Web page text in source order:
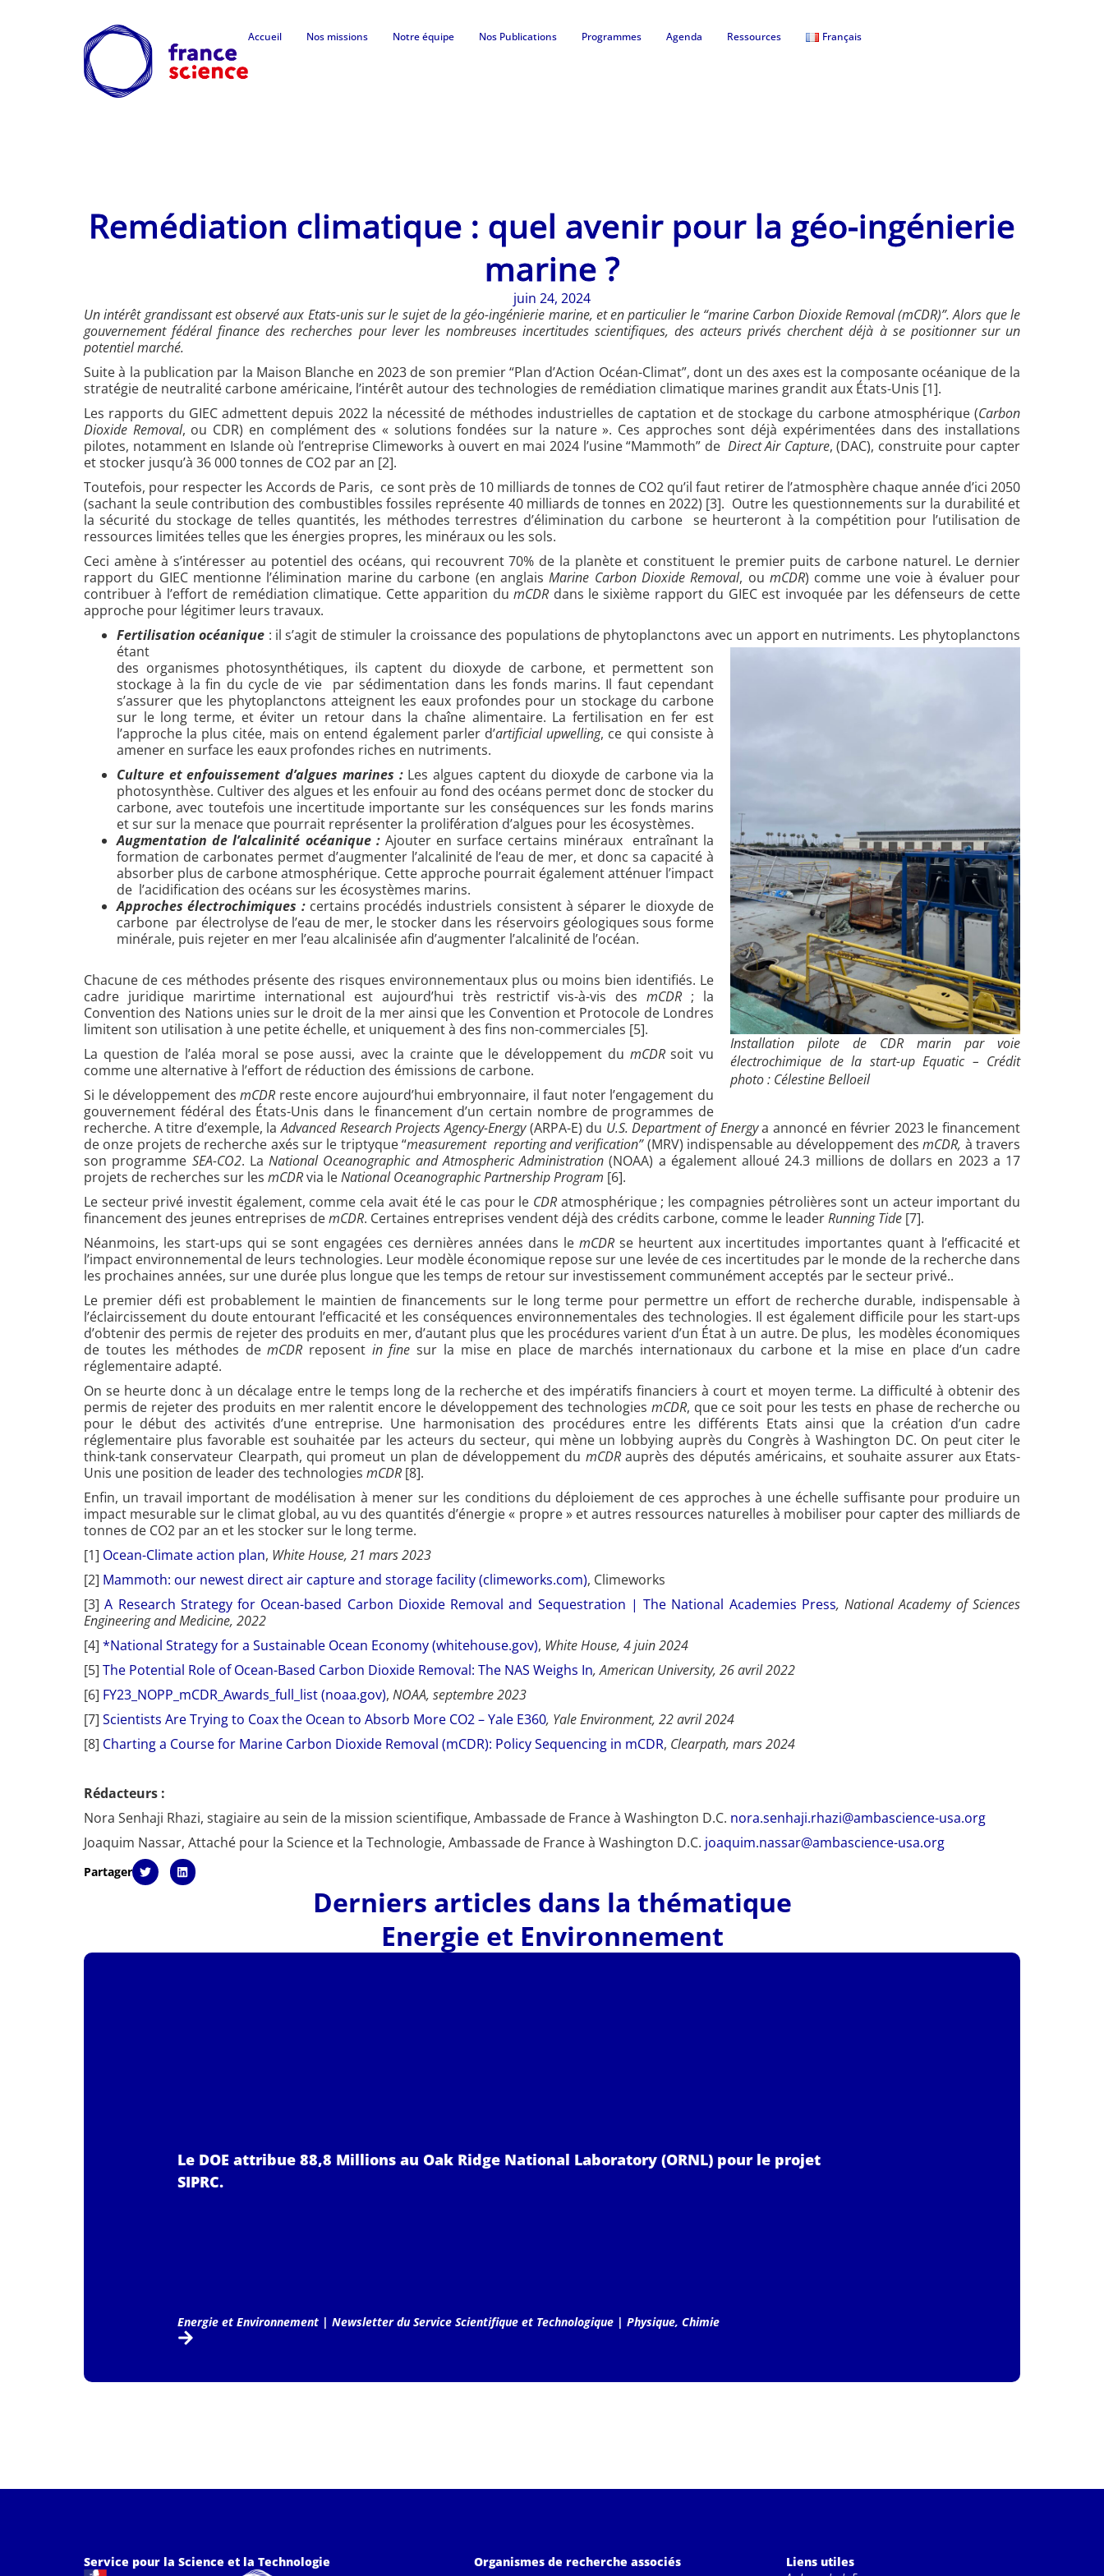
Accueil Nos missions Notre équipe Nos Publications Programmes Agenda Ressources Français
Remédiation climatique : quel avenir pour la géo-ingénierie
marine ?
juin 24, 2024
Un intérêt grandissant est observé aux Etats-unis sur le sujet de la géo-ingénierie marine, et en particulier le “marine Carbon Dioxide Removal (mCDR)”. Alors que le
gouvernement fédéral finance des recherches pour lever les nombreuses incertitudes scientifiques, des acteurs privés cherchent déjà à se positionner sur un
potentiel marché.
Suite à la publication par la Maison Blanche en 2023 de son premier “Plan d’Action Océan-Climat”, dont un des axes est la composante océanique de la
stratégie de neutralité carbone américaine, l’intérêt autour des technologies de remédiation climatique marines grandit aux États-Unis [1].
Les rapports du GIEC admettent depuis 2022 la nécessité de méthodes industrielles de captation et de stockage du carbone atmosphérique (Carbon
Dioxide Removal, ou CDR) en complément des « solutions fondées sur la nature ». Ces approches sont déjà expérimentées dans des installations
pilotes, notamment en Islande où l’entreprise Climeworks à ouvert en mai 2024 l’usine “Mammoth” de Direct Air Capture, (DAC), construite pour capter
et stocker jusqu’à 36 000 tonnes de CO2 par an [2].
Toutefois, pour respecter les Accords de Paris, ce sont près de 10 milliards de tonnes de CO2 qu’il faut retirer de l’atmosphère chaque année d’ici 2050
(sachant la seule contribution des combustibles fossiles représente 40 milliards de tonnes en 2022) [3]. Outre les questionnements sur la durabilité et
la sécurité du stockage de telles quantités, les méthodes terrestres d’élimination du carbone se heurteront à la compétition pour l’utilisation de
ressources limitées telles que les énergies propres, les minéraux ou les sols.
Ceci amène à s’intéresser au potentiel des océans, qui recouvrent 70% de la planète et constituent le premier puits de carbone naturel. Le dernier
rapport du GIEC mentionne l’élimination marine du carbone (en anglaisMarine Carbon Dioxide Removal, oumCDR) comme une voie à évaluer pour
contribuer à l’effort de remédiation climatique. Cette apparition dumCDR dans le sixième rapport du GIEC est invoquée par les défenseurs de cette
approche pour légitimer leurs travaux.
Fertilisation océanique : il s’agit de stimuler la croissance des populations de phytoplanctons avec un apport en nutriments. Les phytoplanctons
étant
Installation pilote de CDR marin par voie
électrochimique de la start-up Equatic – Crédit
photo : Célestine Belloeil
des organismes photosynthétiques, ils captent du dioxyde de carbone, et permettent son
stockage à la fin du cycle de vie par sédimentation dans les fonds marins. Il faut cependant
s’assurer que les phytoplanctons atteignent les eaux profondes pour un stockage du carbone
sur le long terme, et éviter un retour dans la chaîne alimentaire. La fertilisation en fer est
l’approche la plus citée, mais on entend également parler d’artificial upwelling, ce qui consiste à
amener en surface les eaux profondes riches en nutriments.
Culture et enfouissement d’algues marines : Les algues captent du dioxyde de carbone via la
photosynthèse. Cultiver des algues et les enfouir au fond des océans permet donc de stocker du
carbone, avec toutefois une incertitude importante sur les conséquences sur les fonds marins
et sur sur la menace que pourrait représenter la prolifération d’algues pour les écosystèmes.
Augmentation de l’alcalinité océanique : Ajouter en surface certains minéraux entraînant la
formation de carbonates permet d’augmenter l’alcalinité de l’eau de mer, et donc sa capacité à
absorber plus de carbone atmosphérique. Cette approche pourrait également atténuer l’impact
de l’acidification des océans sur les écosystèmes marins.
Approches électrochimiques :certains procédés industriels consistent à séparer le dioxyde de
carbone par électrolyse de l’eau de mer, le stocker dans les réservoirs géologiques sous forme
minérale, puis rejeter en mer l’eau alcalinisée afin d’augmenter l’alcalinité de l’océan.
Chacune de ces méthodes présente des risques environnementaux plus ou moins bien identifiés. Le
cadre juridique marirtime international est aujourd’hui très restrictif vis-à-vis des mCDR ; la
Convention des Nations unies sur le droit de la mer ainsi que les Convention et Protocole de Londres
limitent son utilisation à une petite échelle, et uniquement à des fins non-commerciales [5].
La question de l’aléa moral se pose aussi, avec la crainte que le développement du mCDRsoit vu
comme une alternative à l’effort de réduction des émissions de carbone.
Si le développement desmCDR reste encore aujourd’hui embryonnaire, il faut noter l’engagement du
gouvernement fédéral des États-Unis dans le financement d’un certain nombre de programmes de
recherche. A titre d’exemple, laAdvanced Research Projects Agency-Energy(ARPA-E) du U.S. Department of Energya annoncé en février 2023 le financement
de onze projets de recherche axés sur le triptyque “measurement reporting and verification”(MRV) indispensable au développement desmCDR, à travers
son programme SEA-CO2. La National Oceanographic and Atmospheric Administration (NOAA) a également alloué 24.3 millions de dollars en 2023 a 17
projets de recherches sur les mCDRvia leNational Oceanographic Partnership Program [6].
Le secteur privé investit également, comme cela avait été le cas pour le CDR atmosphérique ; les compagnies pétrolières sont un acteur important du
financement des jeunes entreprises demCDR. Certaines entreprises vendent déjà des crédits carbone, comme le leaderRunning Tide [7].
Néanmoins, les start-ups qui se sont engagées ces dernières années dans le mCDR se heurtent aux incertitudes importantes quant à l’efficacité et
l’impact environnemental de leurs technologies. Leur modèle économique repose sur une levée de ces incertitudes par le monde de la recherche dans
les prochaines années, sur une durée plus longue que les temps de retour sur investissement communément acceptés par le secteur privé..
Le premier défi est probablement le maintien de financements sur le long terme pour permettre un effort de recherche durable, indispensable à
l’éclaircissement du doute entourant l’efficacité et les conséquences environnementales des technologies. Il est également difficile pour les start-ups
d’obtenir des permis de rejeter des produits en mer, d’autant plus que les procédures varient d’un État à un autre. De plus, les modèles économiques
de toutes les méthodes demCDR reposent in fine sur la mise en place de marchés internationaux du carbone et la mise en place d’un cadre
réglementaire adapté.
On se heurte donc à un décalage entre le temps long de la recherche et des impératifs financiers à court et moyen terme. La difficulté à obtenir des
permis de rejeter des produits en mer ralentit encore le développement des technologies mCDR, que ce soit pour les tests en phase de recherche ou
pour le début des activités d’une entreprise. Une harmonisation des procédures entre les différents Etats ainsi que la création d’un cadre
réglementaire plus favorable est souhaitée par les acteurs du secteur, qui mène un lobbying auprès du Congrès à Washington DC. On peut citer le
think-tank conservateur Clearpath, qui promeut un plan de développement du mCDRauprès des députés américains, et souhaite assurer aux Etats-
Unis une position de leader des technologies mCDR [8].
Enfin, un travail important de modélisation à mener sur les conditions du déploiement de ces approches à une échelle suffisante pour produire un
impact mesurable sur le climat global, au vu des quantités d’énergie « propre » et autres ressources naturelles à mobiliser pour capter des milliards de
tonnes de CO2 par an et les stocker sur le long terme.
[1] Ocean-Climate action plan, White House, 21 mars 2023
[2] Mammoth: our newest direct air capture and storage facility (climeworks.com), Climeworks
[3]A Research Strategy for Ocean-based Carbon Dioxide Removal and Sequestration | The National Academies Press, National Academy of Sciences
Engineering and Medicine, 2022
[4] *National Strategy for a Sustainable Ocean Economy (whitehouse.gov), White House, 4 juin 2024
[5] The Potential Role of Ocean-Based Carbon Dioxide Removal: The NAS Weighs In, American University, 26 avril 2022
[6] FY23_NOPP_mCDR_Awards_full_list (noaa.gov), NOAA, septembre 2023
[7] Scientists Are Trying to Coax the Ocean to Absorb More CO2 – Yale E360, Yale Environment, 22 avril 2024
[8] Charting a Course for Marine Carbon Dioxide Removal (mCDR): Policy Sequencing in mCDR, Clearpath, mars 2024
Rédacteurs :
Nora Senhaji Rhazi, stagiaire au sein de la mission scientifique, Ambassade de France à Washington D.C. nora.senhaji.rhazi@ambascience-usa.org
Joaquim Nassar, Attaché pour la Science et la Technologie, Ambassade de France à Washington D.C. joaquim.nassar@ambascience-usa.org
Partager
Derniers articles dans la thématique
Energie et Environnement
Le DOE attribue 88,8 Millions au Oak Ridge National Laboratory (ORNL) pour le projet
SIPRC.
Energie et Environnement | Newsletter du Service Scientifique et Technologique | Physique, Chimie
Service pour la Science et la Technologie Organismes de recherche associés Liens utiles